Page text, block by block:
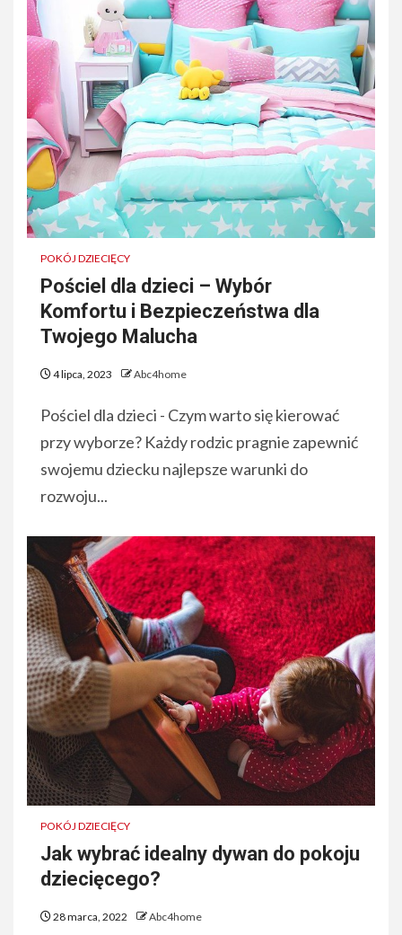
POKÓJ DZIECIĘCY
Pościel dla dzieci – Wybór
Komfortu i Bezpieczeństwa dla
Twojego Malucha
4 lipca, 2023 Abc4home
Pościel dla dzieci - Czym warto się kierować
przy wyborze? Każdy rodzic pragnie zapewnić
swojemu dziecku najlepsze warunki do
rozwoju...
POKÓJ DZIECIĘCY
Jak wybrać idealny dywan do pokoju
dziecięcego?
28 marca, 2022 Abc4home